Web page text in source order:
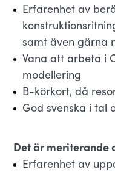
Erfarenhet av
samt även gärna
Vana att arbeta i
modellering
B-körkort, då
God svenska i tal
Det är meriterande
Erfarenhet av